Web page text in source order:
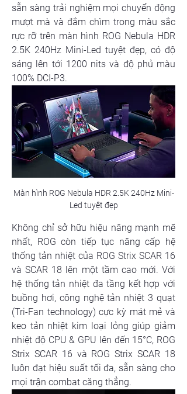
sẵn sàng trải nghiệm mọi chuyển động
mượt mà và đắm chìm trong màu sắc
rực rỡ trên màn hình ROG Nebula HDR
2.5K 240Hz Mini-Led tuyệt đẹp, có độ
sáng lên tới 1200 nits và độ phủ màu
100% DCI-P3.
Màn hình ROG Nebula HDR 2.5K 240Hz Mini-
Led tuyệt đẹp
Không chỉ sở hữu hiệu năng mạnh mẽ
nhất, ROG còn tiếp tục nâng cấp hệ
thống tản nhiệt của ROG Strix SCAR 16
và SCAR 18 lên một tầm cao mới. Với
hệ thống tản nhiệt đa tầng kết hợp với
buồng hơi, công nghệ tản nhiệt 3 quạt
(Tri-Fan technology) cực kỳ mát mẻ và
keo tản nhiệt kim loại lỏng giúp giảm
nhiệt độ CPU & GPU lên đến 15°C, ROG
Strix SCAR 16 và ROG Strix SCAR 18
luôn đạt hiệu suất tối đa, sẵn sàng cho
mọi trận combat căng thẳng.